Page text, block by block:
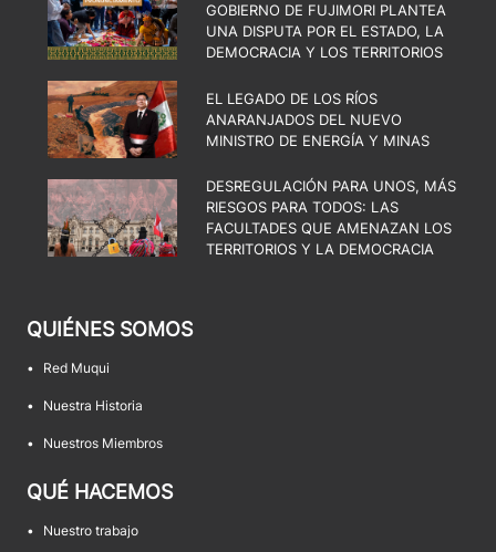
GOBIERNO DE FUJIMORI PLANTEA
UNA DISPUTA POR EL ESTADO, LA
DEMOCRACIA Y LOS TERRITORIOS
EL LEGADO DE LOS RÍOS
ANARANJADOS DEL NUEVO
MINISTRO DE ENERGÍA Y MINAS
DESREGULACIÓN PARA UNOS, MÁS
RIESGOS PARA TODOS: LAS
FACULTADES QUE AMENAZAN LOS
TERRITORIOS Y LA DEMOCRACIA
QUIÉNES SOMOS
• Red Muqui
• Nuestra Historia
• Nuestros Miembros
QUÉ HACEMOS
• Nuestro trabajo